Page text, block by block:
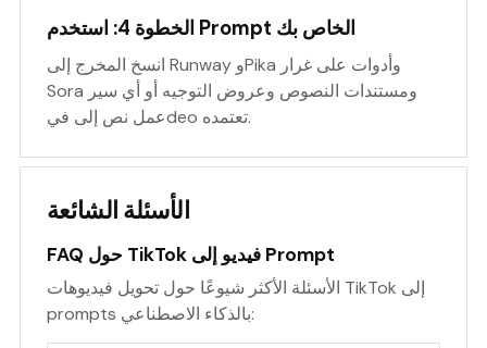
الخطوة 4: استخدم Prompt الخاص بك
انسخ المخرج إلى Runway وPika وأدوات على غرار
Sora ومستندات النصوص وعروض التوجيه أو أي سير
عمل نص إلى فيdeo تعتمده.
الأسئلة الشائعة
FAQ حول TikTok فيديو إلى Prompt
الأسئلة الأكثر شيوعًا حول تحويل فيديوهات TikTok إلى
prompts بالذكاء الاصطناعي: